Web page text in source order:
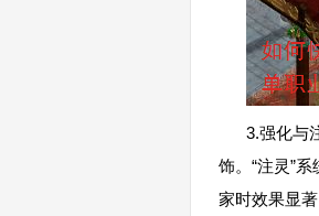
3.强化与
饰。“注灵”
家时效果显